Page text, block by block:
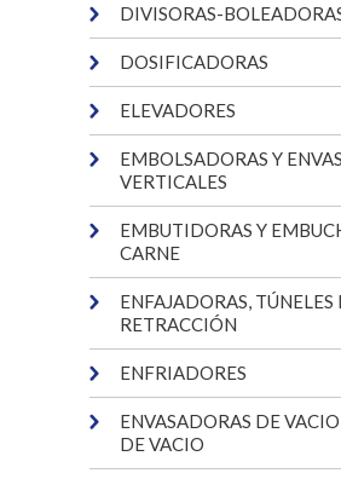
DIVISORAS-
DOSIFICADORAS
ELEVADORES
EMBOLSADORAS Y
VERTICALES
EMBUTIDORAS Y
CARNE
ENFAJADORAS, TÚNELES
RETRACCIÓN
ENFRIADORES
ENVASADORAS DE
DE VACIO